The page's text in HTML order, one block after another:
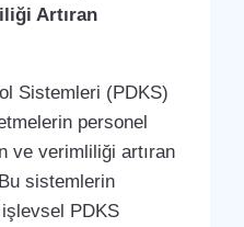
Artıran
Sistemleri (PDKS)
personel
ve verimliliği artıran
sistemlerin
PDKS